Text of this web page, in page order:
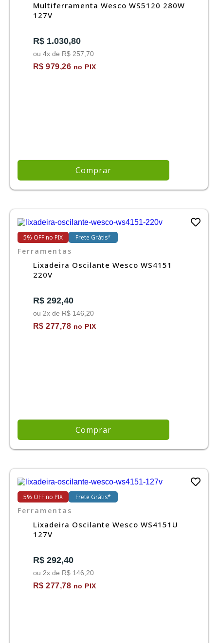
Multiferramenta Wesco WS5120 280W
127V
R$ 1.030,80
ou 4x de R$ 257,70
R$ 979,26 no PIX
Comprar
5% OFF no PIX Frete Grátis*
Ferramentas
Lixadeira Oscilante Wesco WS4151
220V
R$ 292,40
ou 2x de R$ 146,20
R$ 277,78 no PIX
Comprar
5% OFF no PIX Frete Grátis*
Ferramentas
Lixadeira Oscilante Wesco WS4151U
127V
R$ 292,40
ou 2x de R$ 146,20
R$ 277,78 no PIX